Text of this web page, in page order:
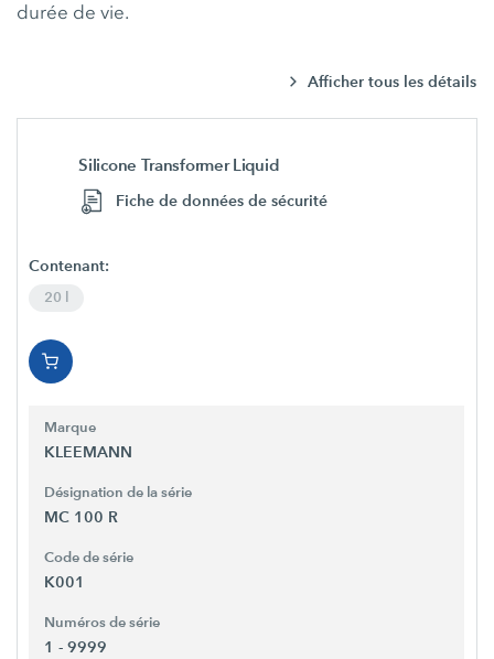
durée de vie.
Afficher tous les détails
Silicone Transformer Liquid
Fiche de données de sécurité
Contenant:
20 l
Marque
KLEEMANN
Désignation de la série
MC 100 R
Code de série
K001
Numéros de série
1 - 9999